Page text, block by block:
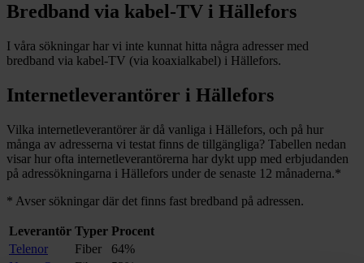
Bredband via kabel-TV i Hällefors
I våra sökningar har vi inte kunnat hitta några adresser med
bredband via kabel-TV (via koaxialkabel) i Hällefors.
Internetleverantörer i Hällefors
Vilka internetleverantörer är då vanliga i Hällefors, och på hur
många av adresserna vi testat finns de tillgängliga? Tabellen nedan
visar hur ofta internetleverantörerna har dykt upp med erbjudanden
på adressökningarna i Hällefors under de senaste 12 månaderna.*
* Avser sökningar där det finns fast bredband på adressen.
Leverantör Typer Procent
Telenor
Fiber
64%